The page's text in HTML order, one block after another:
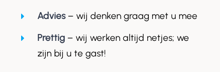
Advies– wij denken graag met u mee
Prettig– wij werken altijd netjes; we
zijn bij u te gast!